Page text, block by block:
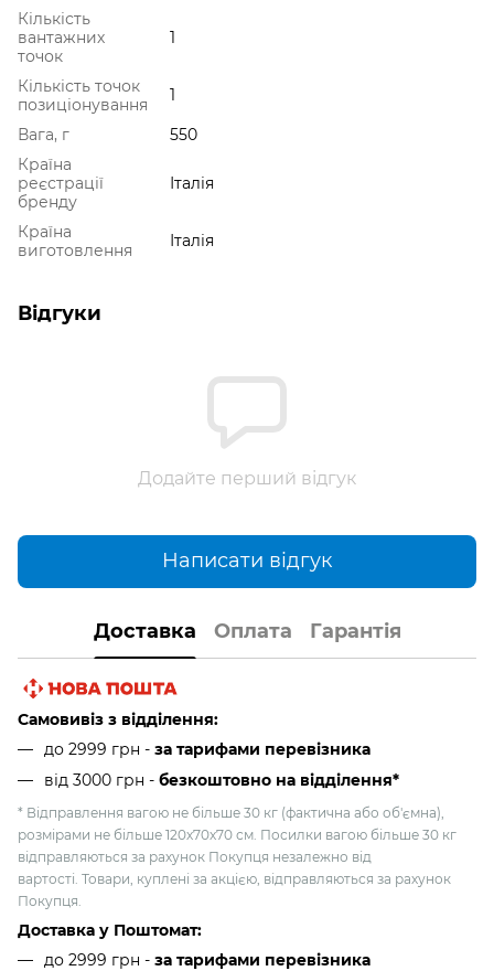
Кількість
вантажних
точок
1
Кількість точок
позиціонування
1
Вага, г
550
Країна
реєстрації
бренду
Італія
Країна
виготовлення
Італія
Відгуки
Додайте перший відгук
Написати відгук
Доставка Оплата Гарантія
Самовивіз з відділення:
до 2999 грн - за тарифами перевізника
від 3000 грн - безкоштовно на відділення*
* Відправлення вагою не більше 30 кг (фактична або об'ємна),
розмірами не більше 120х70х70 см. Посилки вагою більше 30 кг
відправляються за рахунок Покупця незалежно від
вартості. Товари, куплені за акцією, відправляються за рахунок
Покупця.
Доставка у Поштомат:
до 2999 грн - за тарифами перевізника